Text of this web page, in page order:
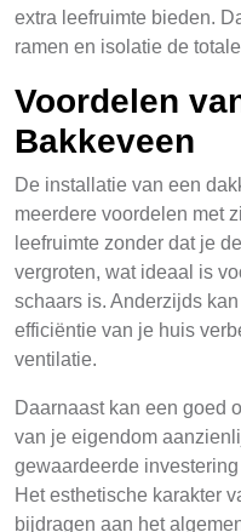
extra leefruimte bieden.
ramen en isolatie de
Voordelen
Bakkeveen
De installatie van een
meerdere voordelen met
leefruimte zonder dat je
vergroten, wat ideaal is
schaars is. Anderzijds
efficiëntie van je huis
ventilatie.
Daarnaast kan een goed
van je eigendom
gewaardeerde
Het esthetische karakter
bijdragen aan het